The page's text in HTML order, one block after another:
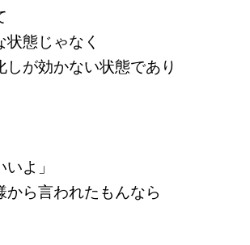
態じゃなく
しが効かない状態であり
よ」
から言われたもんなら